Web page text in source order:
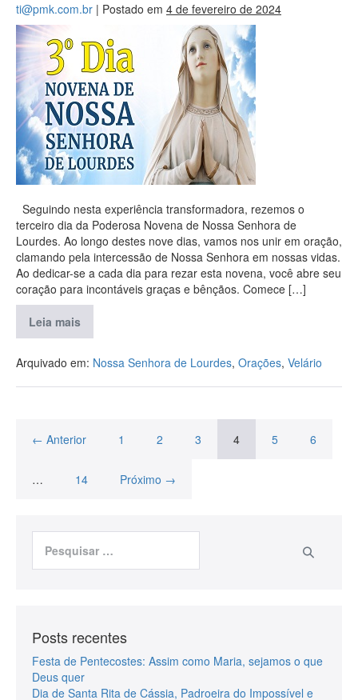
ti@pmk.com.br | Postado em 4 de fevereiro de 2024
Seguindo nesta experiência transformadora, rezemos o
terceiro dia da Poderosa Novena de Nossa Senhora de
Lourdes. Ao longo destes nove dias, vamos nos unir em oração,
clamando pela intercessão de Nossa Senhora em nossas vidas.
Ao dedicar-se a cada dia para rezar esta novena, você abre seu
coração para incontáveis graças e bênçãos. Comece […]
Leia mais
Arquivado em: Nossa Senhora de Lourdes, Orações, Velário
← Anterior 1 2 3 4 5 6
… 14 Próximo →
Posts recentes
Festa de Pentecostes: Assim como Maria, sejamos o que
Deus quer
Dia de Santa Rita de Cássia, Padroeira do Impossível e